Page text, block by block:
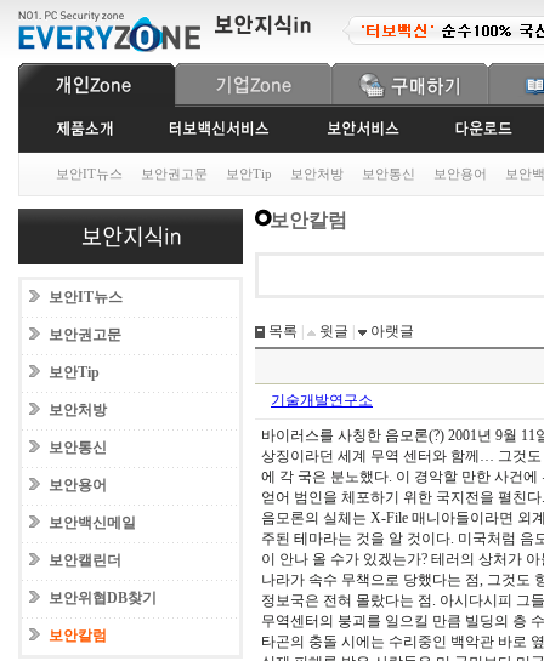
보안IT뉴스 보안권고문 보안Tip 보안처방 보안통신 보안용어 보안
보안IT뉴스
보안권고문
보안Tip
보안처방
보안통신
보안용어
보안백신메일
보안캘린더
보안위협DB찾기
보안칼럼
보안칼럼
목록 윗글 아랫글
기술개발연구소
바이러스를 사칭한 음모론(?) 2001년 9월
상징이라던 세계 무역 센터와 함께… 그것
에 각 국은 분노했다. 이 경악할 만한 사건
얻어 범인을 체포하기 위한 국지전을 펼친
음모론의 실체는 X-File 매니아들이라면 외
주된 테마라는 것을 알 것이다. 미국처럼 음
이 안나 올 수가 있겠는가? 테러의 상처가
나라가 속수 무책으로 당했다는 점, 그것도
정보국은 전혀 몰랐다는 점. 아시다시피 그
무역센터의 붕괴를 일으킬 만큼 빌딩의 층
타곤의 충돌 시에는 수리중인 백악관 바로